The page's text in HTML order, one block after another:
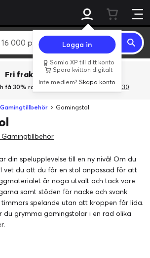
Logga in
Samla XP till ditt konto
Spara kvitton digitalt
Inte medlem?Skapa konto
Fri frakt över 800 kr.
få 30% rabatt med rabattkoden 3Gives30
Gamingtillbehör Gamingstol
din spelupplevelse till en ny nivå! Om du
vet du att du får en stol anpassad för att
är noga utvalt och tack vare
samt stöden för nacke och svank
spelande utan att kroppen får lida.
du grymma gamingstolar i en rad olika